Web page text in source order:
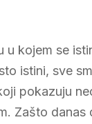
u kojem se
istini, sve
pokazuju
Zašto danas